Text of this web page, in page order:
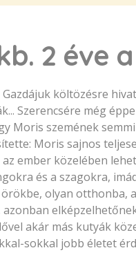
2 éve
költözésre
Szerencsére még
szemének
Moris sajnos
ember közelében
és a szagokra,
olyan otthonba,
akár más kutyák
sokkal jobb életet